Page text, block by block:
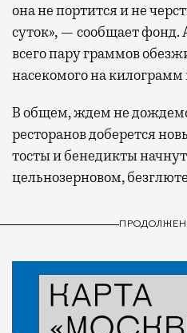
она не портится и не
суток», — сообщает фонд.
всего пару граммов
насекомого на
В общем, ждем не
ресторанов доберется
тосты и бенедикты
цельнозерновом,